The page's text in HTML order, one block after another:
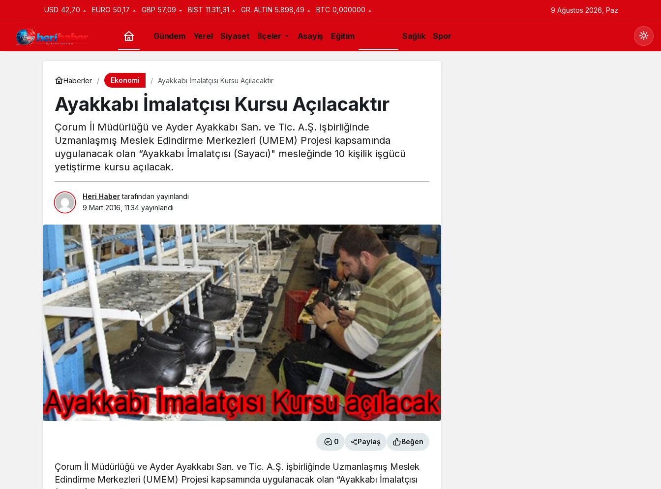
USD 42,70 EURO 50,17 GBP 57,09 BIST 11.311,31 GR. ALTIN 5.898,49 BTC 0,000000 9 Ağustos 2026, Paz
Gündem Yerel Siyaset İlçeler Asayiş Eğitim Sağlık Spor
Haberler Ekonomi Ayakkabı İmalatçısı Kursu Açılacaktır
Ayakkabı İmalatçısı Kursu Açılacaktır
Çorum İl Müdürlüğü ve Ayder Ayakkabı San. ve Tic. A.Ş. işbirliğinde
Uzmanlaşmış Meslek Edindirme Merkezleri (UMEM) Projesi kapsamında
uygulanacak olan “Ayakkabı İmalatçısı (Sayacı)" mesleğinde 10 kişilik işgücü
yetiştirme kursu açılacak.
Heri Habertarafından yayınlandı
9 Mart 2016, 11:34 yayınlandı
0 Paylaş Beğen
Çorum İl Müdürlüğü ve Ayder Ayakkabı San. ve Tic. A.Ş. işbirliğinde Uzmanlaşmış Meslek
Edindirme Merkezleri (UMEM) Projesi kapsamında uygulanacak olan “Ayakkabı İmalatçısı